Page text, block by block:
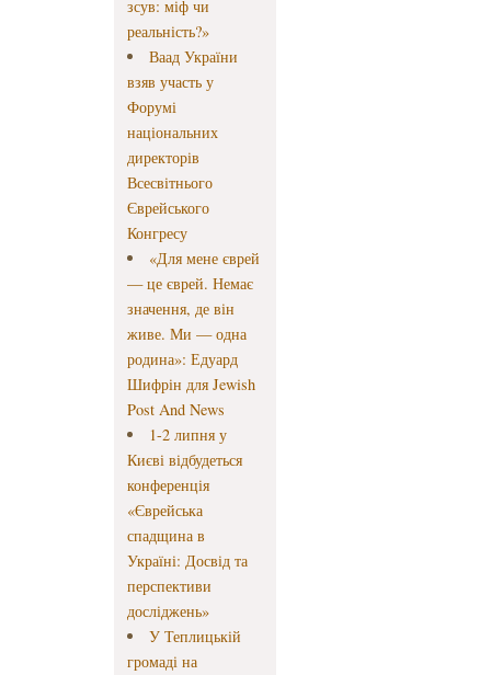
зсув: міф чи
реальність?»
Ваад України
взяв участь у
Форумі
національних
директорів
Всесвітнього
Єврейського
Конгресу
«Для мене єврей
— це єврей. Немає
значення, де він
живе. Ми — одна
родина»: Едуард
Шифрін для Jewish
Post And News
1-2 липня у
Києві відбудеться
конференція
«Єврейська
спадщина в
Україні: Досвід та
перспективи
досліджень»
У Теплицькій
громаді на